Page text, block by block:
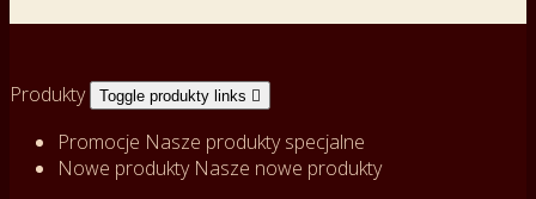
Produkty Toggle produkty links 
Promocje Nasze produkty specjalne
Nowe produkty Nasze nowe produkty